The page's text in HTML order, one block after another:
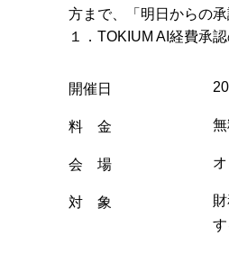
方まで、「明日からの
１．TOKIUM AI経費承
開催日
料 金
会 場
対 象